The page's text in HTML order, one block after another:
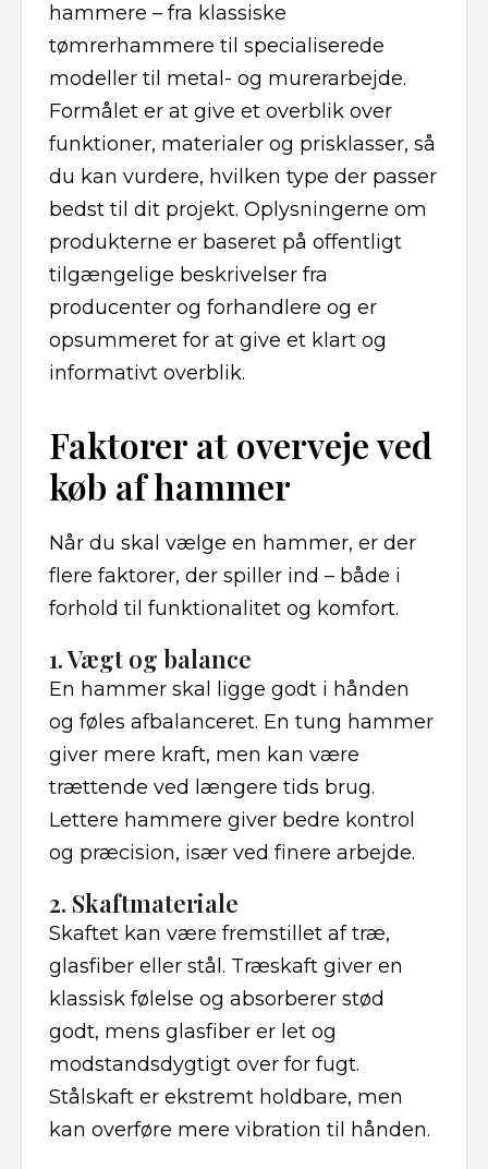
hammere – fra klassiske
tømrerhammere til specialiserede
modeller til metal- og murerarbejde.
Formålet er at give et overblik over
funktioner, materialer og prisklasser, så
du kan vurdere, hvilken type der passer
bedst til dit projekt. Oplysningerne om
produkterne er baseret på offentligt
tilgængelige beskrivelser fra
producenter og forhandlere og er
opsummeret for at give et klart og
informativt overblik.
Faktorer at overveje ved
køb af hammer
Når du skal vælge en hammer, er der
flere faktorer, der spiller ind – både i
forhold til funktionalitet og komfort.
1. Vægt og balance
En hammer skal ligge godt i hånden
og føles afbalanceret. En tung hammer
giver mere kraft, men kan være
trættende ved længere tids brug.
Lettere hammere giver bedre kontrol
og præcision, især ved finere arbejde.
2. Skaftmateriale
Skaftet kan være fremstillet af træ,
glasfiber eller stål. Træskaft giver en
klassisk følelse og absorberer stød
godt, mens glasfiber er let og
modstandsdygtigt over for fugt.
Stålskaft er ekstremt holdbare, men
kan overføre mere vibration til hånden.